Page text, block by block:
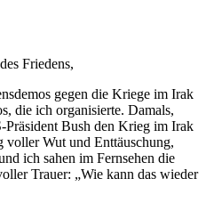
Friedens,
gegen die Kriege im Irak
die ich organisierte. Damals,
Präsident Bush den Krieg im Irak
voller Wut und Enttäuschung,
ich sahen im Fernsehen die
Trauer: „Wie kann das wieder